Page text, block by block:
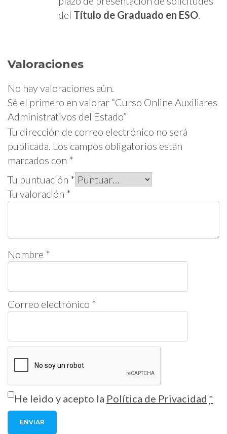
del Título de Graduado en ESO
Valoraciones
No hay valoraciones aún.
Sé el primero en valorar “Curso Online Auxiliares
Administrativos del Estado”
Tu dirección de correo electrónico no será
publicada. Los campos obligatorios están
marcados con *
Tu puntuación *
Tu valoración *
Nombre *
Correo electrónico *
He leido y acepto la Política de Privacidad *